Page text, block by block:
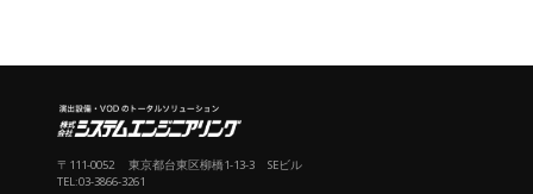
〒111-0052 東京都台東区柳橋1-13-3 SEビル
TEL:03-3866-3261